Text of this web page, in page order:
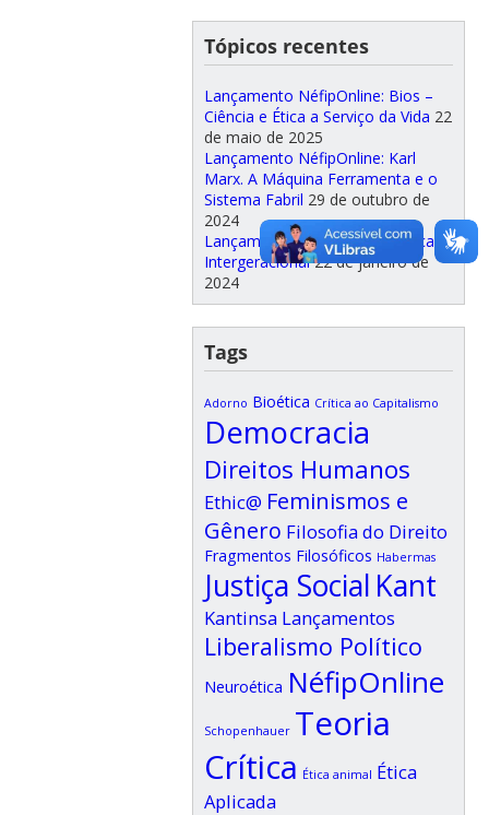
Tópicos recentes
Lançamento NéfipOnline: Bios –
Ciência e Ética a Serviço da Vida 22
de maio de 2025
Lançamento NéfipOnline: Karl
Marx. A Máquina Ferramenta e o
Sistema Fabril 29 de outubro de
2024
Lançamento NéfipOnline: Justiça
Intergeracional 22 de janeiro de
2024
Tags
Adorno Bioética Crítica ao Capitalismo
Democracia
Direitos Humanos
Ethic@ Feminismos e
Gênero Filosofia do Direito
Fragmentos Filosóficos Habermas
Justiça Social Kant
Kantinsa Lançamentos
Liberalismo Político
Neuroética NéfipOnline
Schopenhauer Teoria
Crítica Ética animal Ética
Aplicada